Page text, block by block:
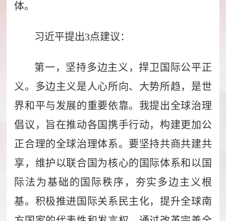
体。
习近平提出3点建议：
第一，坚持多边主义，捍卫国际公平正
义。多边主义是人心所向、大势所趋，是世
界和平与发展的重要依靠。我提出全球治理
倡议，旨在推动各国携手行动，构建更加公
正合理的全球治理体系。要坚持共商共建共
享，维护以联合国为核心的国际体系和以国
际法为基础的国际秩序，夯实多边主义根
基。积极推进国际关系民主化，提升全球南